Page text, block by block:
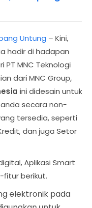
Untung – Kini,
hadir di hadapan
MNC Teknologi
dari MNC Group,
ini didesain untuk
secara non-
tersedia, seperti
dan juga Setor
Aplikasi Smart
fitur berikut.
elektronik pada